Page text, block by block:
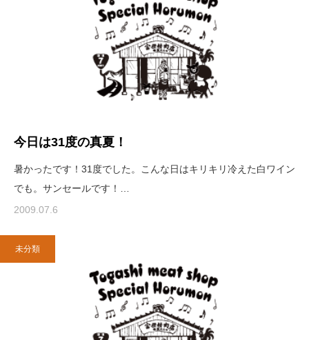
今日は31度の真夏！
暑かったです！31度でした。こんな日はキリキリ冷えた白ワイン
でも。サンセールです！…
2009.07.6
未分類